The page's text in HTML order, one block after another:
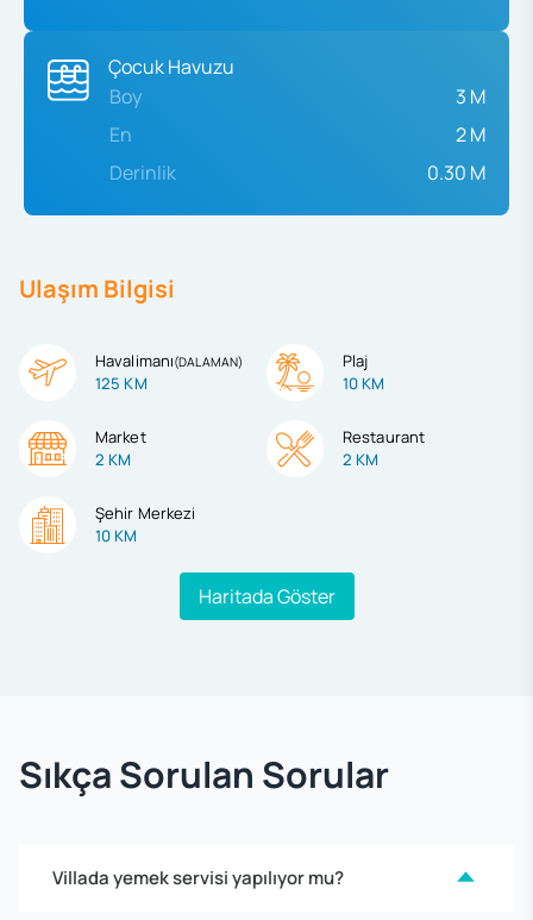
Çocuk Havuzu
Boy
3 M
En
2 M
Derinlik
0.30 M
Ulaşım Bilgisi
Havalimanı(DALAMAN)
125 KM
Plaj
10 KM
Market
2 KM
Restaurant
2 KM
Şehir Merkezi
10 KM
Haritada Göster
Sıkça Sorulan Sorular
Villada yemek servisi yapılıyor mu?